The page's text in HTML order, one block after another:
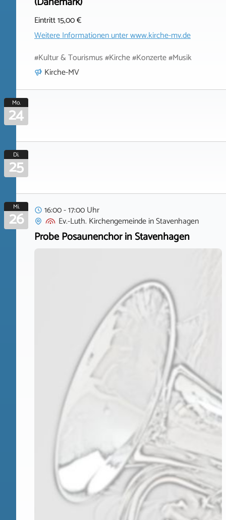
Eintritt 15,00 €
Weitere Informationen unterwww.kirche-mv.de
#Kultur & Tourismus #Kirche #Konzerte #Musik
Kirche-MV
Mo.
24
Di.
25
Mi.
26
16:00 - 17:00 Uhr
Ev.-Luth. KirchengemeindeinStavenhagen
Probe Posaunenchor in Stavenhagen